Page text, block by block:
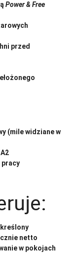
Power & Free
przed
(mile widziane w
pracy
netto
w pokojach